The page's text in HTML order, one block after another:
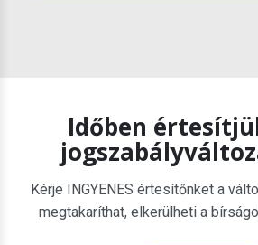
Időben
Kérje INGYENES értesítőnket a
megtakaríthat, elkerülheti a